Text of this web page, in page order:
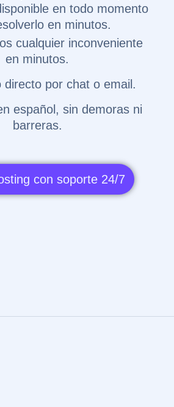
en todo momento
en minutos.
cualquier inconveniente
en minutos.
directo por chat o email.
español, sin demoras ni
barreras.
con soporte 24/7